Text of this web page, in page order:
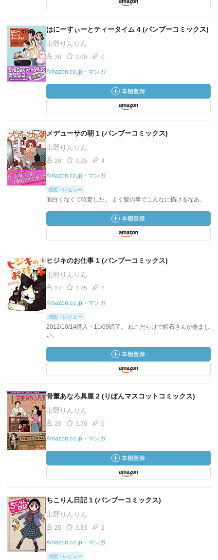
はにーすぃーとティータイム 4 (バンブーコミックス)
山野りんりん
30 3.00 0
Amazon.co.jp・マンガ
メデューサの朝 1 (バンブーコミックス)
山野りんりん
29 3.25 4
Amazon.co.jp・マンガ
感想・レビュー
面白くなくて吃驚した。 よく髪の事でこんなに描けるなあ。
ヒジキのお仕事 1 (バンブーコミックス)
山野りんりん
27 3.25 2
Amazon.co.jp・マンガ
感想・レビュー
2012/10/14購入・11/09読了。 ねこだらけで鰐石さんが羨まし
い。
骨董あなろ具屋 2 (りぼんマスコットコミックス)
山野りんりん
25 3.70 0
Amazon.co.jp・マンガ
ちこりん日記 1 (バンブーコミックス)
山野りんりん
25 3.33 2
Amazon.co.jp・マンガ
感想・レビュー